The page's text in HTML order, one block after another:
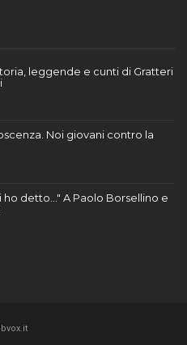
leggende e cunti di Gratteri
Noi giovani contro la
detto..." A Paolo Borsellino e